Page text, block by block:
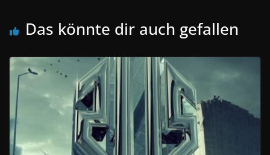
Das könnte dir auch gefallen